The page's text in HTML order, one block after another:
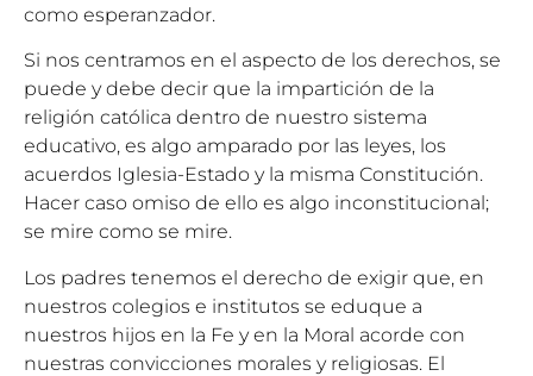
como esperanzador.
Si nos centramos en el aspecto de los derechos, se
puede y debe decir que la impartición de la
religión católica dentro de nuestro sistema
educativo, es algo amparado por las leyes, los
acuerdos Iglesia-Estado y la misma Constitución.
Hacer caso omiso de ello es algo inconstitucional;
se mire como se mire.
Los padres tenemos el derecho de exigir que, en
nuestros colegios e institutos se eduque a
nuestros hijos en la Fe y en la Moral acorde con
nuestras convicciones morales y religiosas. El